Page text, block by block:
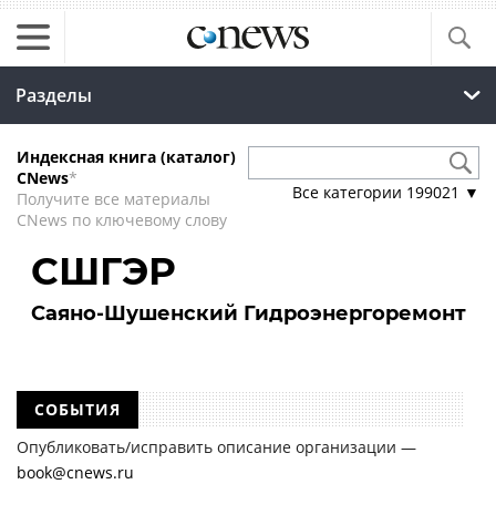
Разделы
Индексная книга (каталог)
CNews*
Получите все материалы
CNews по ключевому слову
Все категории 199021 ▼
СШГЭР
Саяно-Шушенский Гидроэнергоремонт
СОБЫТИЯ
Опубликовать/исправить описание организации —
book@cnews.ru